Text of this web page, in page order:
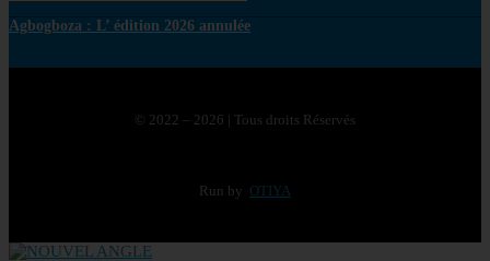
Agbogboza : L’ édition 2026 annulée
© 2022 – 2026 | Tous droits Réservés
Run by OTIYA